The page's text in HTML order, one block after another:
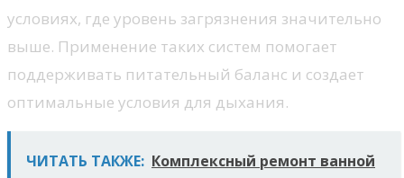
условиях, где уровень загрязнения значительно
выше. Применение таких систем помогает
поддерживать питательный баланс и создает
оптимальные условия для дыхания.
ЧИТАТЬ ТАКЖЕ: Комплексный ремонт ванной